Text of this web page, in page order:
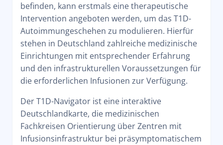
befinden, kann erstmals eine therapeutische
Intervention angeboten werden, um das T1D-
Autoimmungeschehen zu modulieren. Hierfür
stehen in Deutschland zahlreiche medizinische
Einrichtungen mit entsprechender Erfahrung
und den infrastrukturellen Voraussetzungen für
die erforderlichen Infusionen zur Verfügung.
Der T1D-Navigator ist eine interaktive
Deutschlandkarte, die medizinischen
Fachkreisen Orientierung über Zentren mit
Infusionsinfrastruktur bei präsymptomatischem